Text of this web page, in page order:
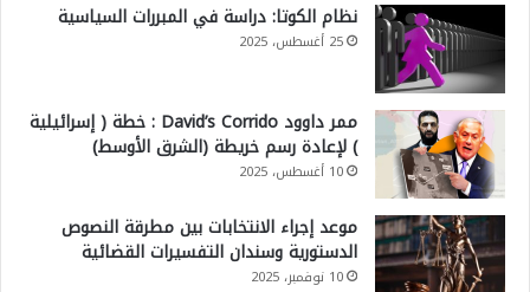
نظام الكوتا: دراسة في المبررات السياسية
25 أغسطس، 2025
ممر داوود David’s Corrido : خطة ( إسرائيلية
) لإعادة رسم خريطة (الشرق الأوسط)
10 أغسطس، 2025
موعد إجراء الانتخابات بين مطرقة النصوص
الدستورية وسندان التفسيرات القضائية
10 نوفمبر، 2025